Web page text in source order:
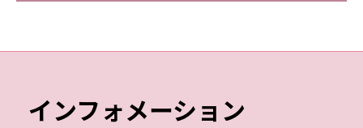
インフォメーション